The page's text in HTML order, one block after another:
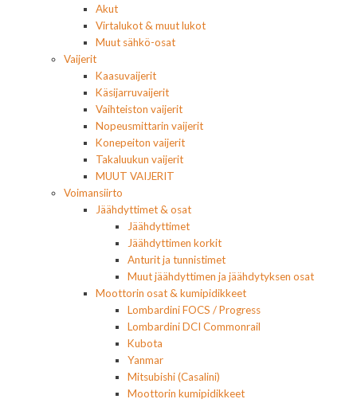
Akut
Virtalukot & muut lukot
Muut sähkö-osat
Vaijerit
Kaasuvaijerit
Käsijarruvaijerit
Vaihteiston vaijerit
Nopeusmittarin vaijerit
Konepeiton vaijerit
Takaluukun vaijerit
MUUT VAIJERIT
Voimansiirto
Jäähdyttimet & osat
Jäähdyttimet
Jäähdyttimen korkit
Anturit ja tunnistimet
Muut jäähdyttimen ja jäähdytyksen osat
Moottorin osat & kumipidikkeet
Lombardini FOCS / Progress
Lombardini DCI Commonrail
Kubota
Yanmar
Mitsubishi (Casalini)
Moottorin kumipidikkeet